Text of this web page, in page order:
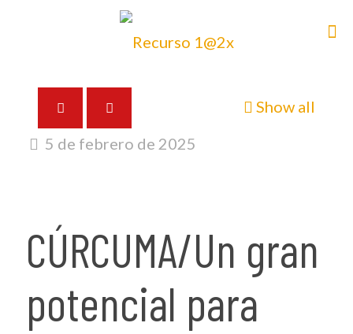
Show all
5 de febrero de 2025
CÚRCUMA/Un gran
potencial para